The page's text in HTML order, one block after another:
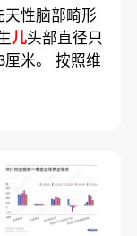
性脑部畸形
儿头部直径只
米。 按照维